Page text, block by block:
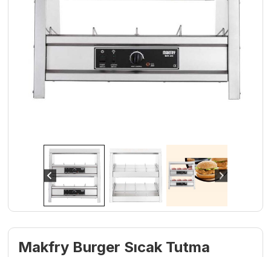
Makfry Burger Sıcak Tutma